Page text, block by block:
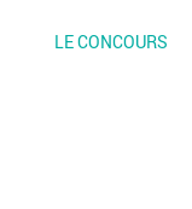
LE CONCOURS